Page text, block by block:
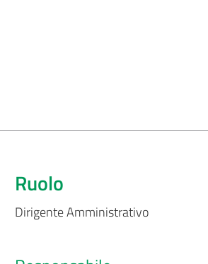
Ruolo
Dirigente Amministrativo